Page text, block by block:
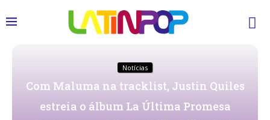
Notícias
Com Maluma na tracklist, Justin Quiles
estreia o álbum La Última Promesa